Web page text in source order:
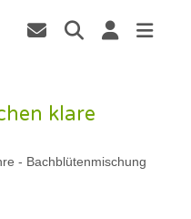
klare
- Bachblütenmischung